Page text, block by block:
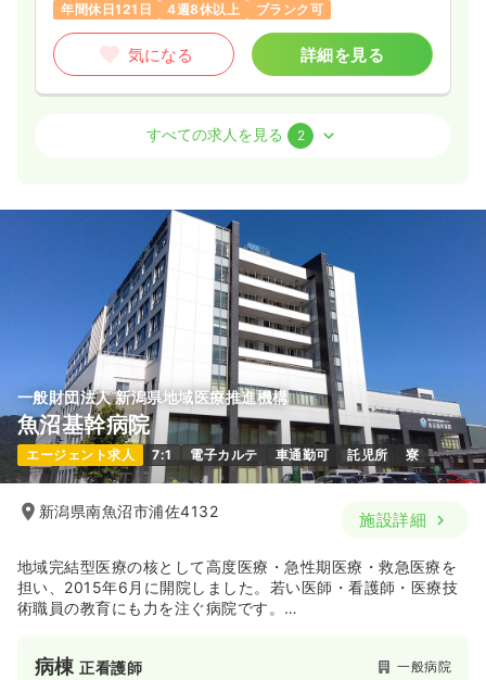
準夜 16:30～00:30 休憩60分
深夜 00:00～09:00 休憩60分
夜勤 16:30～翌9:00
※その他、早番・遅番があり
年間休日121日 4週8休以上 ブランク可
気になる 詳細を見る
正看護師
21.6〜26.5 万円/月
賞与2.2ヶ月
【日勤のみ】
8:30～17:15 休憩60分
年間休日121日
担当業務未経験可 ブランク可
気になる 詳細を見る
オペ室(手術室)正看護師 一般＋療養
日勤のみ（常勤）
給与 22.3〜27.2万円 /月
年間休日121日
4週8休以上 ブランク可
すべての求人を見る 2
一般財団法人 新潟県地域医療推進機構
魚沼基幹病院
エージェント求人 7:1 電子カルテ 車通勤可 託児所 寮
新潟県南魚沼市浦佐4132 施設詳細
地域完結型医療の核として高度医療・急性期医療・救急医療を
担い、2015年6月に開院しました。若い医師・看護師・医療技
術職員の教育にも力を注ぐ病院です。
病棟正看護師 一般病院